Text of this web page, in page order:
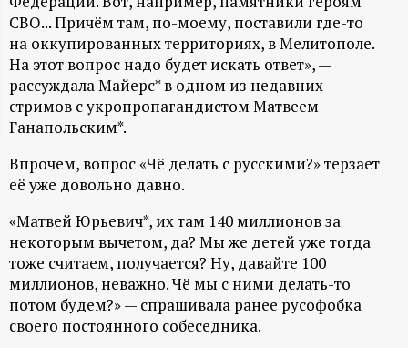
р
м
а
ц
и
о
н
н
СВО... Причём там, по-моему, поставили где-то
на оккупированных территориях, в Мелитополе.
На этот вопрос надо будет искать ответ», —
рассуждала Майерс* в одном из недавних
стримов с укропропагандистом Матвеем
Ганапольским*.
Впрочем, вопрос «Чё делать с русскими?» терзает
её уже довольно давно.
«Матвей Юрьевич*, их там 140 миллионов за
некоторым вычетом, да? Мы же детей уже тогда
тоже считаем, получается? Ну, давайте 100
миллионов, неважно. Чё мы с ними делать-то
потом будем?» — спрашивала ранее русофобка
своего постоянного собеседника.